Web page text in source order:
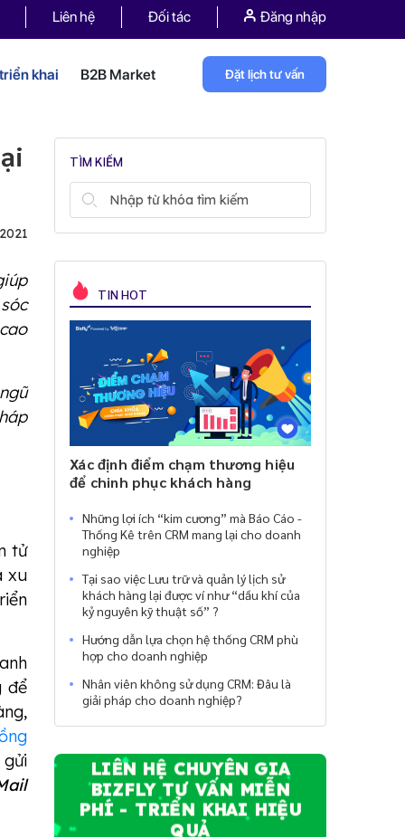
Liên hệ Đối tác Đăng nhập
khai B2B Market Đặt lịch tư vấn
tử
xu
để
TÌM KIẾM
TIN HOT
Xác định điểm chạm thương hiệu
để chinh phục khách hàng
Những lợi ích “kim cương” mà Báo Cáo -
Thống Kê trên CRM mang lại cho doanh
nghiệp
Tại sao việc Lưu trữ và quản lý lịch sử
khách hàng lại được ví như “dầu khí của
kỷ nguyên kỹ thuật số” ?
Hướng dẫn lựa chọn hệ thống CRM phù
hợp cho doanh nghiệp
Nhân viên không sử dụng CRM: Đâu là
giải pháp cho doanh nghiệp?
LIÊN HỆ CHUYÊN GIA
BIZFLY TƯ VẤN MIỄN
PHÍ - TRIỂN KHAI HIỆU
QUẢ